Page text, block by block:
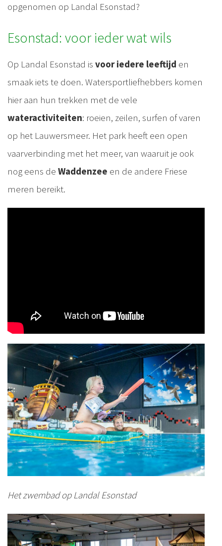
opgenomen op Landal Esonstad?
Esonstad: voor ieder wat wils
Op Landal Esonstad is voor iedere leeftijd en
smaak iets te doen. Watersportliefhebbers komen
hier aan hun trekken met de vele
wateractiviteiten: roeien, zeilen, surfen of varen
op het Lauwersmeer. Het park heeft een open
vaarverbinding met het meer, van waaruit je ook
nog eens de Waddenzee en de andere Friese
meren bereikt.
Het zwembad op Landal Esonstad